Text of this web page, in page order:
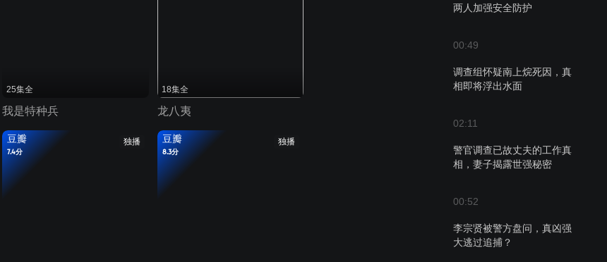
两人加强安全防护
00:49
调查组怀疑南上烷死因，真
相即将浮出水面
02:11
警官调查已故丈夫的工作真
相，妻子揭露世强秘密
00:52
李宗贤被警方盘问，真凶强
大逃过追捕？
25集全
我是特种兵
18集全
龙八夷
独播
豆瓣
7.4分
独播
豆瓣
8.3分